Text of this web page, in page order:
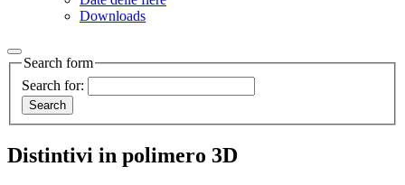
Downloads
Search form
Search for:
Distintivi in polimero 3D